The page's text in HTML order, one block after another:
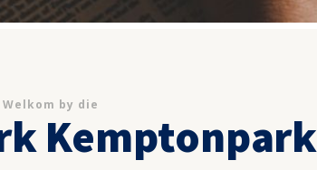
Welkom by die
Kemptonpark